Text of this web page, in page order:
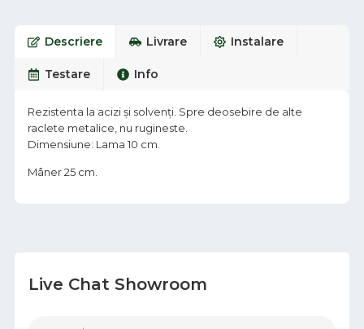
Live Chat Showroom
Descriere Livrare Instalare
Testare Info
Rezistenta la acizi și solvenți. Spre deosebire de alte
raclete metalice, nu rugineste.
Dimensiune: Lama 10 cm.
Mâner 25 cm.